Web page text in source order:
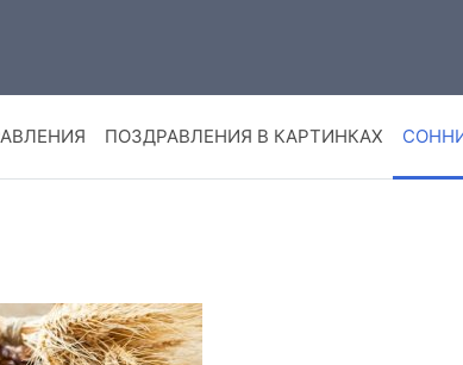
ПОЗДРАВЛЕНИЯ В КАРТИНКАХ